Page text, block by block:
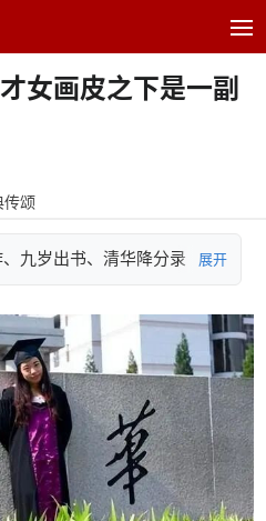
女画皮之下是一副
传颂
九岁出书、清华降分录
展开